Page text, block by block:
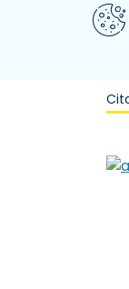
Aller au contenu
Nous utilisons